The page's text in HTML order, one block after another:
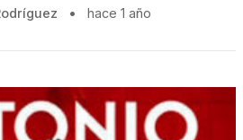
• hace 1 año